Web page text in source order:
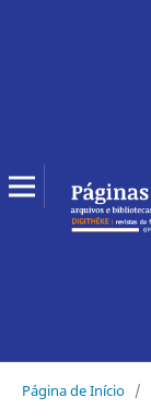
Página de Início /